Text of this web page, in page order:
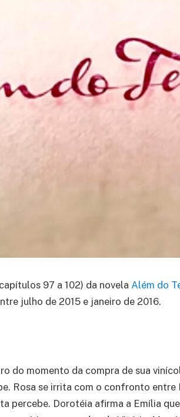
97 a 102) da novela Além do
julho de 2015 e janeiro de 2016.
do momento da compra de sua
Rosa se irrita com o confronto entre
percebe. Dorotéia afirma a Emília